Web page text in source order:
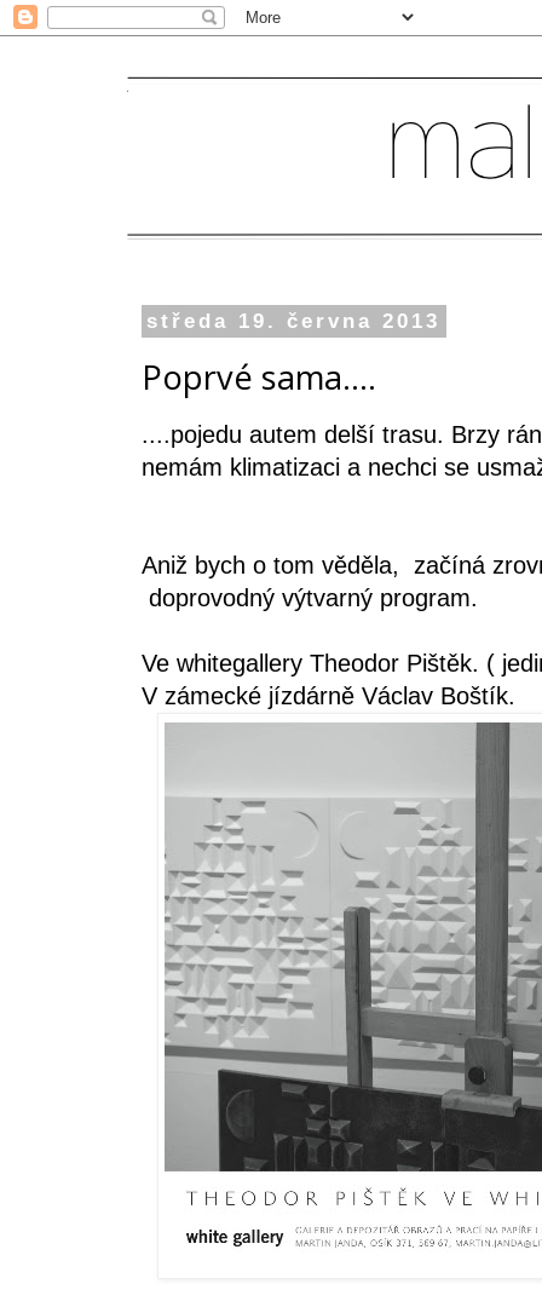
středa 19. června 2013
Poprvé sama....
....pojedu autem delší trasu. Brzy
nemám klimatizaci a nechci se
Aniž bych o tom věděla, začíná
doprovodný výtvarný program.
Ve whitegallery Theodor Pištěk. (
V zámecké jízdárně Václav Boštík.